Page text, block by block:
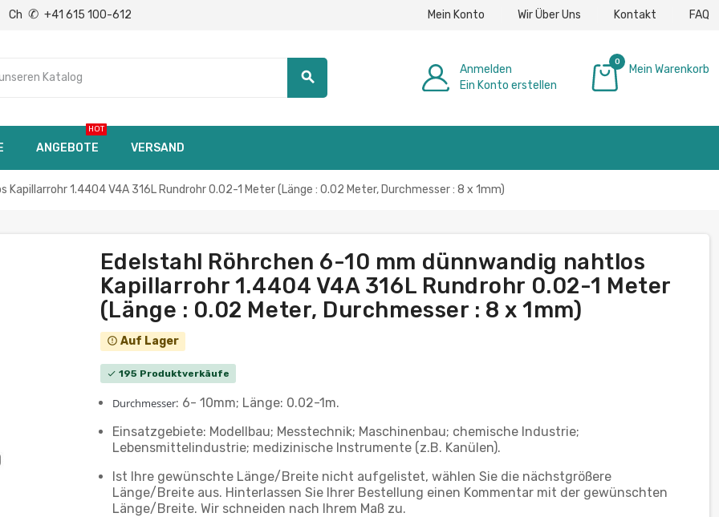
Ch ✆ +41 615 100-612 Mein Konto Wir Über Uns Kontakt FAQ
search
Anmelden
Ein Konto erstellen
0
Mein Warenkorb
ANGEBOTE
HOT
VERSAND
1.4404 V4A 316L Rundrohr 0.02-1 Meter (Länge : 0.02 Meter, Durchmesser : 8 x 1mm)
Edelstahl Röhrchen 6-10 mm dünnwandig nahtlos
Kapillarrohr 1.4404 V4A 316L Rundrohr 0.02-1 Meter
(Länge : 0.02 Meter, Durchmesser : 8 x 1mm)
error_outline Auf Lager
check 195 Produktverkäufe
Durchmesser: 6- 10mm; Länge: 0.02-1m.
Einsatzgebiete: Modellbau; Messtechnik; Maschinenbau; chemische Industrie;
Lebensmittelindustrie; medizinische Instrumente (z.B. Kanülen).
Ist Ihre gewünschte Länge/Breite nicht aufgelistet, wählen Sie die nächstgrößere
Länge/Breite aus. Hinterlassen Sie Ihrer Bestellung einen Kommentar mit der gewünschten
Länge/Breite. Wir schneiden nach Ihrem Maß zu.